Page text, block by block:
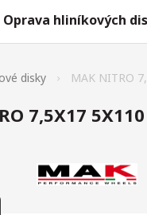
Oprava hliníkových
disky MAK NITRO
7,5X17 5X110